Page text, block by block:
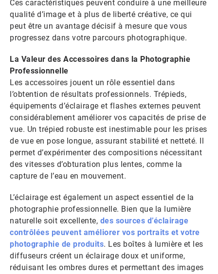
Ces caractéristiques peuvent conduire à une meilleure
qualité d’image et à plus de liberté créative, ce qui
peut être un avantage décisif à mesure que vous
progressez dans votre parcours photographique.
La Valeur des Accessoires dans la Photographie
Professionnelle
Les accessoires jouent un rôle essentiel dans
l’obtention de résultats professionnels. Trépieds,
équipements d’éclairage et flashes externes peuvent
considérablement améliorer vos capacités de prise de
vue. Un trépied robuste est inestimable pour les prises
de vue en pose longue, assurant stabilité et netteté. Il
permet d’expérimenter des compositions nécessitant
des vitesses d’obturation plus lentes, comme la
capture de l’eau en mouvement.
L’éclairage est également un aspect essentiel de la
photographie professionnelle. Bien que la lumière
naturelle soit excellente, des sources d’éclairage
contrôlées peuvent améliorer vos portraits et votre
photographie de produits. Les boîtes à lumière et les
diffuseurs créent un éclairage doux et uniforme,
réduisant les ombres dures et permettant des images